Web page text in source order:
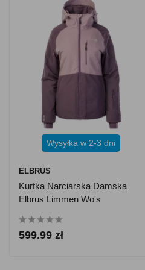
Wysyłka w 2-3 dni
ELBRUS
Kurtka Narciarska Damska
Elbrus Limmen Wo's
599.99 zł